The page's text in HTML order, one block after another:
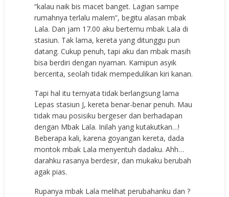
“kalau naik bis macet banget. Lagian sampe
rumahnya terlalu malem”, begitu alasan mbak
Lala. Dan jam 17.00 aku bertemu mbak Lala di
stasiun. Tak lama, kereta yang ditunggu pun
datang. Cukup penuh, tapi aku dan mbak masih
bisa berdiri dengan nyaman. Kamipun asyik
bercerita, seolah tidak mempedulikan kiri kanan.
Tapi hal itu ternyata tidak berlangsung lama
Lepas stasiun J, kereta benar-benar penuh. Mau
tidak mau posisiku bergeser dan berhadapan
dengan Mbak Lala. Inilah yang kutakutkan…!
Beberapa kali, karena goyangan kereta, dada
montok mbak Lala menyentuh dadaku. Ahh…
darahku rasanya berdesir, dan mukaku berubah
agak pias.
Rupanya mbak Lala melihat perubahanku dan ?